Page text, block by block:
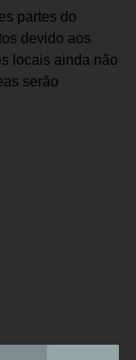
partes do
devido aos
locais ainda não
serão